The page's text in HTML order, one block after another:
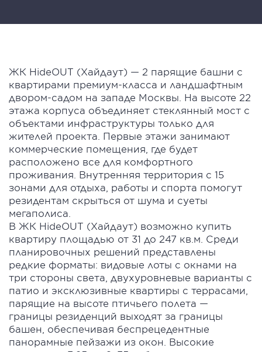
ЖК HideOUT (Хайдаут) — 2 парящие башни с
квартирами премиум-класса и ландшафтным
двором-садом на западе Москвы. На высоте 22
этажа корпуса объединяет стеклянный мост с
объектами инфраструктуры только для
жителей проекта. Первые этажи занимают
коммерческие помещения, где будет
расположено все для комфортного
проживания. Внутренняя территория с 15
зонами для отдыха, работы и спорта помогут
резидентам скрыться от шума и суеты
мегаполиса.
В ЖК HideOUT (Хайдаут) возможно купить
квартиру площадью от 31 до 247 кв.м. Среди
планировочных решений представлены
редкие форматы: видовые лоты с окнами на
три стороны света, двухуровневые варианты с
патио и эксклюзивные квартиры с террасами,
парящие на высоте птичьего полета —
границы резиденций выходят за границы
башен, обеспечивая беспрецедентные
панорамные пейзажи из окон. Высокие